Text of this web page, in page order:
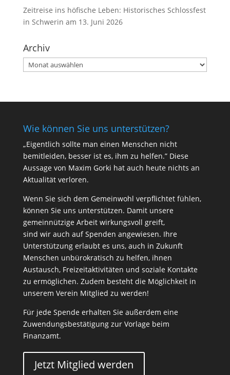
Zeitreise ins höfische Leben: Historisches Schlossfest
in Schwerin am 13. Juni 2026
Archiv
Archiv
Wie können Sie uns unterstützen?
„Eigentlich sollte man einen Menschen nicht
bemitleiden, besser ist es, ihm zu helfen.” Diese
Aussage von Maxim Gorki hat auch heute nichts an
Aktualität verloren.
Wenn Sie sich dem Gemeinwohl verpflichtet fühlen,
können Sie uns unterstützen. Damit unsere
gemeinnützige Arbeit wirkungsvoll greift,
sind wir auch auf Spenden angewiesen. Ihre
Unterstützung erlaubt es uns, auch in Zukunft
Menschen unbürokratisch zu helfen, ihnen
Austausch, Freizeitaktivitäten und soziale Kontakte
zu ermöglichen. Zudem besteht die Möglichkeit in
unserem Verein Mitglied zu werden!
Für jede Spende erhalten Sie außerdem eine
Zuwendungsbestätigung zur Vorlage beim
Finanzamt.
Jetzt Mitglied werden